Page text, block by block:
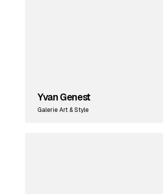
Yvan Genest
Galerie Art & Style